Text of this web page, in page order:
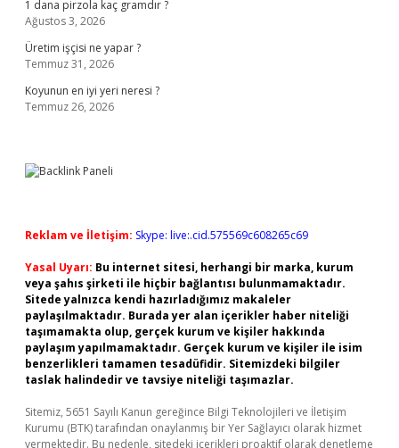
1 dana pirzola kaç gramdır ?
Ağustos 3, 2026
Üretim işçisi ne yapar ?
Temmuz 31, 2026
Koyunun en iyi yeri neresi ?
Temmuz 26, 2026
Reklam ve İletişim: Skype: live:.cid.575569c608265c69
Yasal Uyarı: Bu internet sitesi, herhangi bir marka, kurum
veya şahıs şirketi ile hiçbir bağlantısı bulunmamaktadır.
Sitede yalnızca kendi hazırladığımız makaleler
paylaşılmaktadır. Burada yer alan içerikler haber niteliği
taşımamakta olup, gerçek kurum ve kişiler hakkında
paylaşım yapılmamaktadır. Gerçek kurum ve kişiler ile isim
benzerlikleri tamamen tesadüfidir. Sitemizdeki bilgiler
taslak halindedir ve tavsiye niteliği taşımazlar.
Sitemiz, 5651 Sayılı Kanun gereğince Bilgi Teknolojileri ve İletişim
Kurumu (BTK) tarafından onaylanmış bir Yer Sağlayıcı olarak hizmet
vermektedir. Bu nedenle, sitedeki içerikleri proaktif olarak denetleme